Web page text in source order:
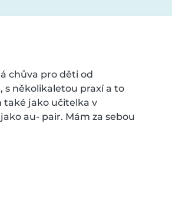
chůva pro děti od
s několikaletou praxí a to
také jako učitelka v
au- pair. Mám za sebou